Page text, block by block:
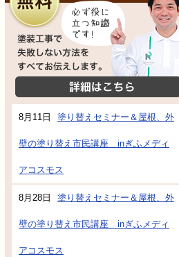
塗装工事で失
8月11日 塗り替えセミナー＆屋根、外
壁の塗り替え市民講座 inぎふメディ
アコスモス
8月28日 塗り替えセミナー＆屋根、外
壁の塗り替え市民講座 inぎふメディ
アコスモス